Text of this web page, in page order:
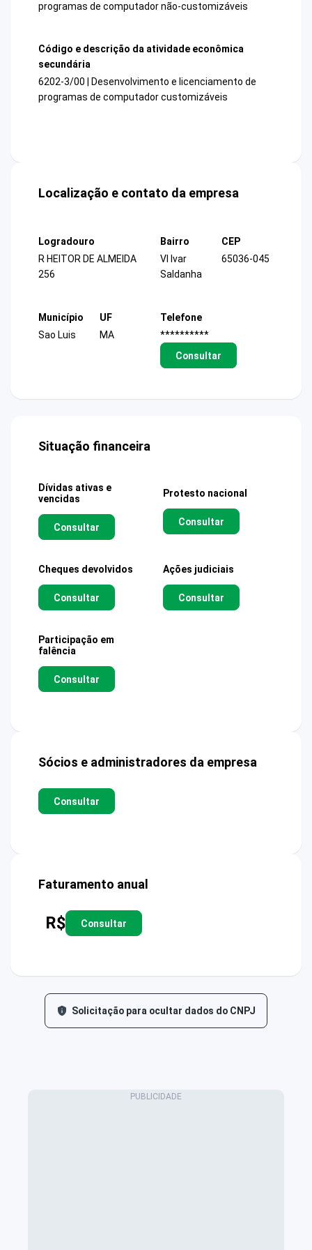
programas de computador não-customizáveis
Código e descrição da atividade econômica
secundária
6202-3/00 | Desenvolvimento e licenciamento de
programas de computador customizáveis
Localização e contato da empresa
Logradouro
R HEITOR DE ALMEIDA
256
Bairro
Vl Ivar
Saldanha
CEP
65036-045
Município
Sao Luis
UF
MA
Telefone
**********
Consultar
Situação financeira
Dívidas ativas e
vencidas
Consultar
Protesto nacional
Consultar
Cheques devolvidos
Consultar
Ações judiciais
Consultar
Participação em
falência
Consultar
Sócios e administradores da empresa
Consultar
Faturamento anual
R$ Consultar
Solicitação para ocultar dados do CNPJ